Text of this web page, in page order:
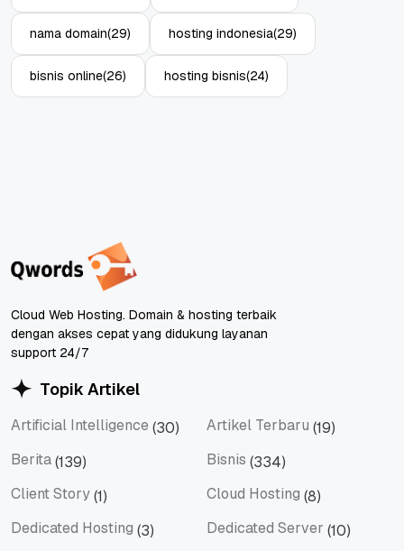
nama domain(29) hosting indonesia(29)
bisnis online(26) hosting bisnis(24)
Cloud Web Hosting. Domain & hosting terbaik
dengan akses cepat yang didukung layanan
support 24/7
Topik Artikel
Artificial Intelligence (30) Artikel Terbaru (19)
Berita(139) Bisnis (334)
Client Story(1) Cloud Hosting (8)
Dedicated Hosting (3) Dedicated Server (10)